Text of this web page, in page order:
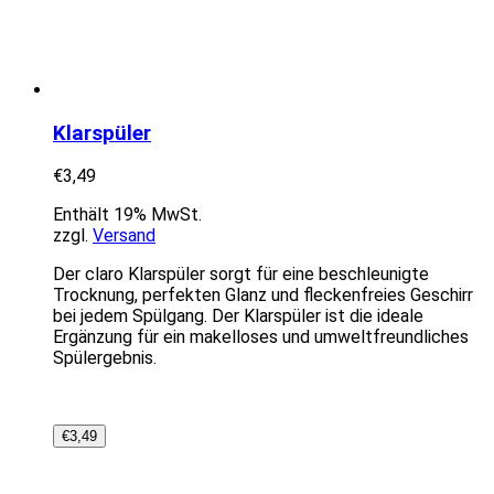
Klarspüler
€3,49
Enthält 19% MwSt.
zzgl. Versand
Der claro Klarspüler sorgt für eine beschleunigte
Trocknung, perfekten Glanz und fleckenfreies Geschirr
bei jedem Spülgang. Der Klarspüler ist die ideale
Ergänzung für ein makelloses und umweltfreundliches
Spülergebnis.
€3,49